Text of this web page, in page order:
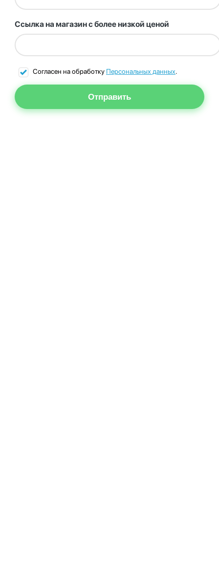
Ссылка на магазин с более низкой ценой
Согласен на обработку Персональных данных.
Отправить